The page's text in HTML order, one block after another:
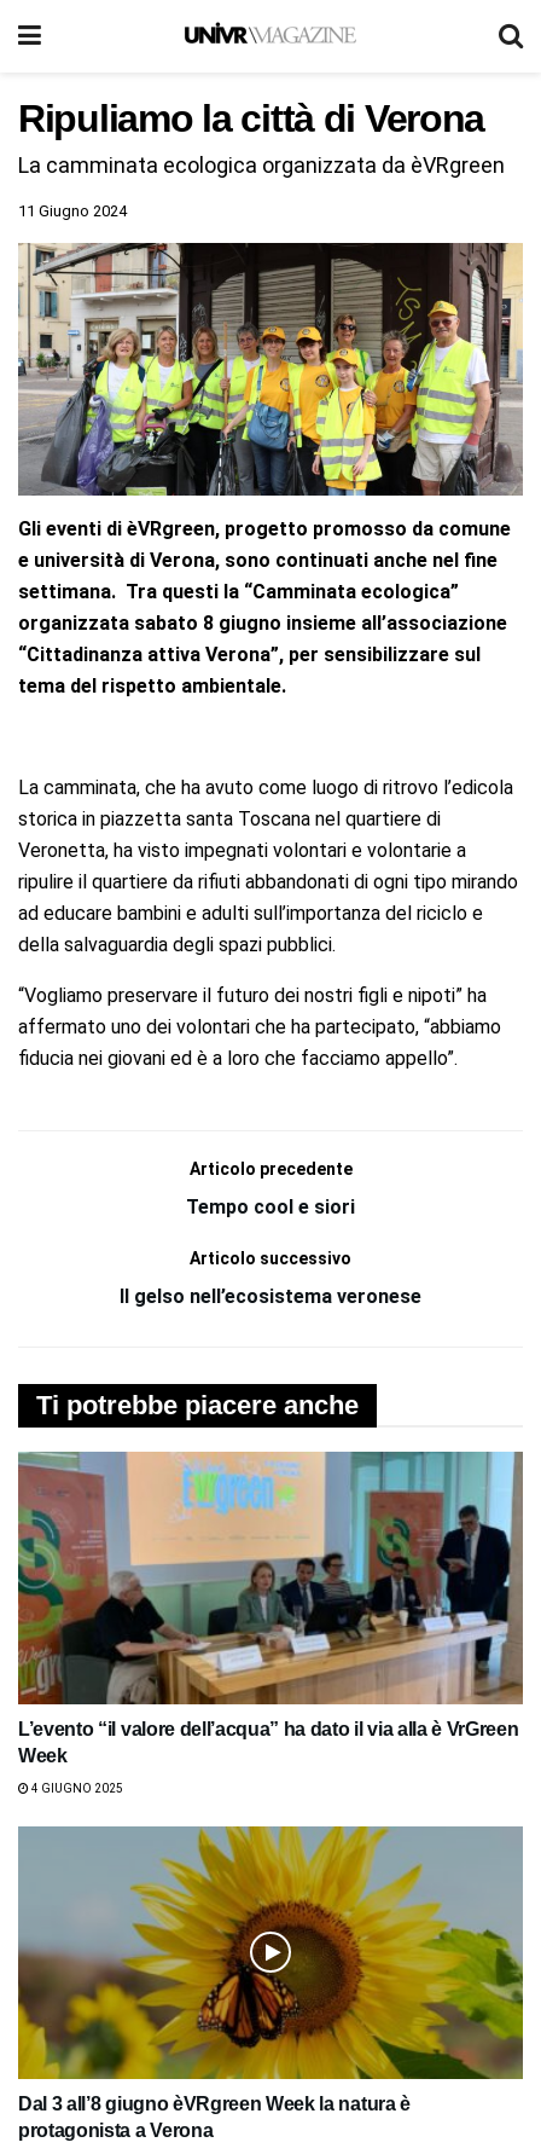
Ripuliamo la città di Verona
La camminata ecologica organizzata da èVRgreen
11 Giugno 2024
Gli eventi di èVRgreen, progetto promosso da comune
e università di Verona, sono continuati anche nel fine
settimana. Tra questi la “Camminata ecologica”
organizzata sabato 8 giugno insieme all’associazione
“Cittadinanza attiva Verona”, per sensibilizzare sul
tema del rispetto ambientale.
La camminata, che ha avuto come luogo di ritrovo l’edicola
storica in piazzetta santa Toscana nel quartiere di
Veronetta, ha visto impegnati volontari e volontarie a
ripulire il quartiere da rifiuti abbandonati di ogni tipo mirando
ad educare bambini e adulti sull’importanza del riciclo e
della salvaguardia degli spazi pubblici.
“Vogliamo preservare il futuro dei nostri figli e nipoti” ha
affermato uno dei volontari che ha partecipato, “abbiamo
fiducia nei giovani ed è a loro che facciamo appello”.
Articolo precedente
Tempo cool e siori
Articolo successivo
Il gelso nell’ecosistema veronese
Ti potrebbe piacere anche
L’evento “il valore dell’acqua” ha dato il via alla è VrGreen
Week
4 GIUGNO 2025
Dal 3 all’8 giugno èVRgreen Week la natura è
protagonista a Verona